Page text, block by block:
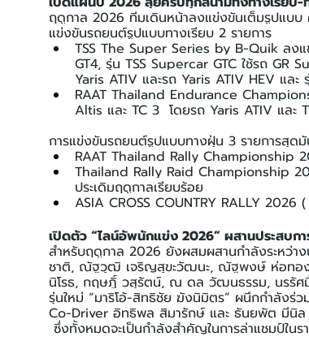
ฤดูกาล 2026 ทีมเดินหน้าลงแข่งขันเต็มรูปแบบ
แข่งขันรถยนต์รูปแบบทางเรียบ 2 รายการ
TSS The Super Series by B-Quik ลง
GT4, รุ่น TSS Supercar GTC ใช้รถ GR
Yaris ATIV และรถ Yaris ATIV HEV แล
RAAT Thailand Endurance
Altis และ TC 3  โดยรถ Yaris ATIV และ
การแข่งขันรถยนต์รูปแบบทางฝุ่น 3 รายการสุด
RAAT Thailand Rally Championship
Thailand Rally Raid Championship
ประเดิมฤดูกาลเรียบร้อย
ASIA CROSS COUNTRY RALLY
เปิดตัว “ไลน์อัพนักแข่ง 2026” ผสานประสบก
สำหรับฤดูกาล 2026 ยังผสมผสานกำลังระหว่
ชาติ, ณัฐวุฒิ เจริญสุขะวัฒนะ, ณัฐพงษ์ ห่อทอ
นิโรธ, กฤษฎิ์ วสุรัตน์, ณ ดล วัฒนธรรม, นรรัศ
รุ่นใหม่ “มาริโอ้-สิทธิชัย ฆังนิมิตร” ผนึกกำลัง
Co-Driver อิทธิพล สิมารักษ์ และ ธันยพัต มีนิ
ซึ่งทั้งหมดจะเป็นกำลังสำคัญในการล่าแชมป์ใน